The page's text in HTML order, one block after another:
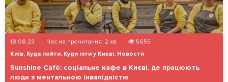
18.08.23 Час на прочитання: 2 хв
5655
Київ, Куда пойти, Куди піти у Києві, Новости
Sunshine Café: соціальне кафе в Києві, де працюють
люди з ментальною інвалідністю